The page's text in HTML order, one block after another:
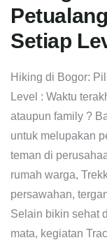
Setiap
Hiking di Bogor:
Level : Waktu
ataupun family ?
untuk melupakan
teman di
rumah warga,
persawahan,
Selain bikin sehat
mata, kegiatan